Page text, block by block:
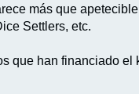
más que
Settlers, etc.
que han financiado